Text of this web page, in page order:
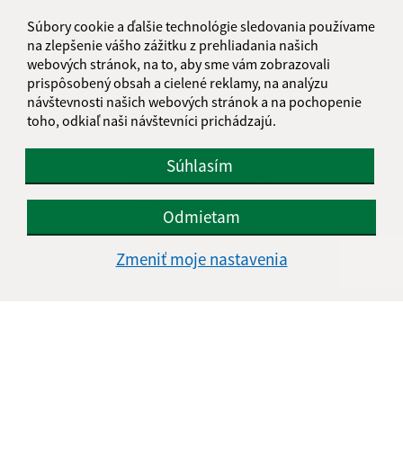
Súbory cookie a ďalšie technológie sledovania používame
na zlepšenie vášho zážitku z prehliadania našich
webových stránok, na to, aby sme vám zobrazovali
prispôsobený obsah a cielené reklamy, na analýzu
návštevnosti našich webových stránok a na pochopenie
toho, odkiaľ naši návštevníci prichádzajú.
Súhlasím
Odmietam
Zmeniť moje nastavenia
Informácie o stránke:
Vyhlásenie o prístupnosti
Autorské práva
Ochrana osobných údajov